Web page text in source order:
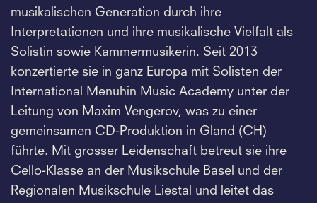
musikalischen Generation durch ihre
Interpretationen und ihre musikalische Vielfalt als
Solistin sowie Kammermusikerin. Seit 2013
konzertierte sie in ganz Europa mit Solisten der
International Menuhin Music Academy unter der
Leitung von Maxim Vengerov, was zu einer
gemeinsamen CD-Produktion in Gland (CH)
führte. Mit grosser Leidenschaft betreut sie ihre
Cello-Klasse an der Musikschule Basel und der
Regionalen Musikschule Liestal und leitet das